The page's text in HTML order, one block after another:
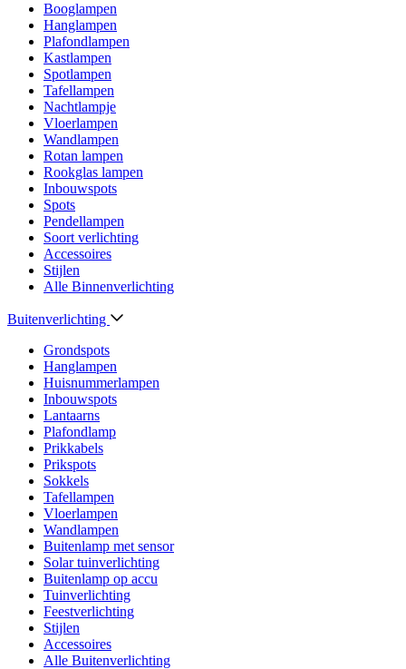
Booglampen
Hanglampen
Plafondlampen
Kastlampen
Spotlampen
Tafellampen
Nachtlampje
Vloerlampen
Wandlampen
Rotan lampen
Rookglas lampen
Inbouwspots
Spots
Pendellampen
Soort verlichting
Accessoires
Stijlen
Alle Binnenverlichting
Buitenverlichting
Grondspots
Hanglampen
Huisnummerlampen
Inbouwspots
Lantaarns
Plafondlamp
Prikkabels
Prikspots
Sokkels
Tafellampen
Vloerlampen
Wandlampen
Buitenlamp met sensor
Solar tuinverlichting
Buitenlamp op accu
Tuinverlichting
Feestverlichting
Stijlen
Accessoires
Alle Buitenverlichting